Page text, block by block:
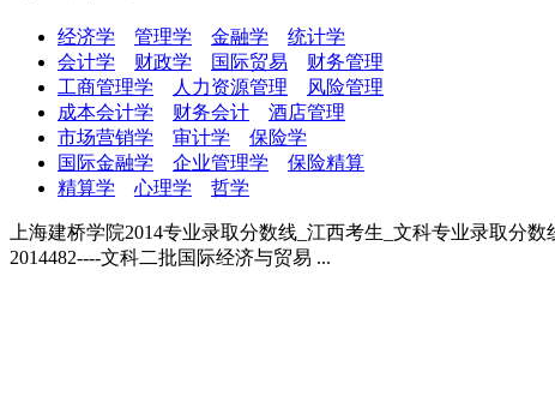
经济学 管理学 金融学
统计学
会计学
财政学 国际贸易
财务管理
工商管理学
人力资源管理
风险管理
成本会计学
财务会计
酒店管理
市场营销学
审计学
保险学
国际金融学
企业管理学
保险精算
精算学
心理学 哲学
上海建桥学院2014专业录取分数线_江西考生_文科专业录取分
2014482----文科二批国际经济与贸易 ...